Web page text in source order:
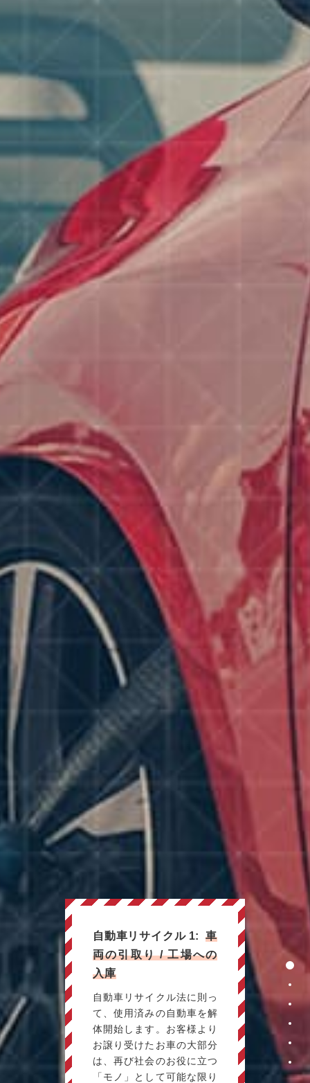
自動車リサイクル 1: 車
両の引取り / 工場への
入庫
自動車リサイクル法に則っ
て、使用済みの自動車を解
体開始します。お客様より
お譲り受けたお車の大部分
は、再び社会のお役に立つ
「モノ」として可能な限り